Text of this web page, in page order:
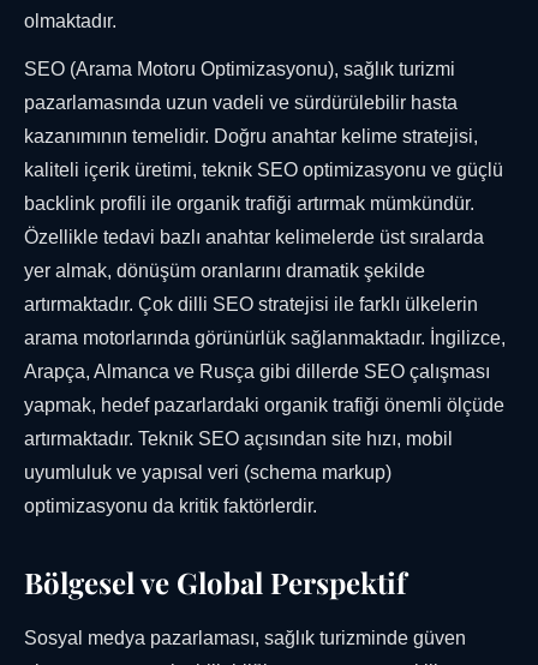
olmaktadır.
SEO (Arama Motoru Optimizasyonu), sağlık turizmi
pazarlamasında uzun vadeli ve sürdürülebilir hasta
kazanımının temelidir. Doğru anahtar kelime stratejisi,
kaliteli içerik üretimi, teknik SEO optimizasyonu ve güçlü
backlink profili ile organik trafiği artırmak mümkündür.
Özellikle tedavi bazlı anahtar kelimelerde üst sıralarda
yer almak, dönüşüm oranlarını dramatik şekilde
artırmaktadır. Çok dilli SEO stratejisi ile farklı ülkelerin
arama motorlarında görünürlük sağlanmaktadır. İngilizce,
Arapça, Almanca ve Rusça gibi dillerde SEO çalışması
yapmak, hedef pazarlardaki organik trafiği önemli ölçüde
artırmaktadır. Teknik SEO açısından site hızı, mobil
uyumluluk ve yapısal veri (schema markup)
optimizasyonu da kritik faktörlerdir.
Bölgesel ve Global Perspektif
Sosyal medya pazarlaması, sağlık turizminde güven